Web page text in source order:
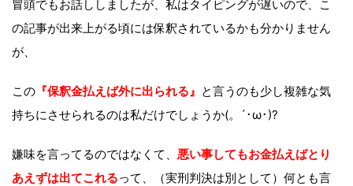
冒頭でもお話ししましたが、私はタイピングが遅いので、こ
の記事が出来上がる頃には保釈されているかも分かりません
が、
この 『保釈金払えば外に出られる』 と言うのも少し複雑な気
持ちにさせられるのは私だけでしょうか(。´･ω･)?
嫌味を言ってるのではなくて、 悪い事してもお金払えばとり
あえずは出てこれるって、（実刑判決は別として）何とも言